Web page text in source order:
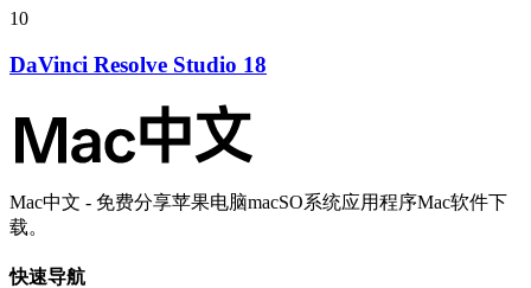
10
DaVinci Resolve Studio 18
Mac中文 - 免费分享苹果电脑macSO系统应用程序Mac软件下
载。
快速导航